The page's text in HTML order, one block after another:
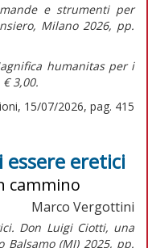
e strumenti per
Milano 2026, pp.
humanitas per i
3,00.
15/07/2026, pag. 415
eretici
cammino
Marco Vergottini
Don Luigi Ciotti, una
Balsamo (MI) 2025, pp.